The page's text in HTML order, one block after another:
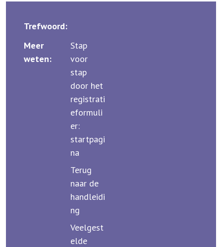
Trefwoord:
Meer
weten:
Stap
voor
stap
door het
registrati
eformuli
er:
startpagi
na
Terug
naar de
handleidi
ng
Veelgest
elde